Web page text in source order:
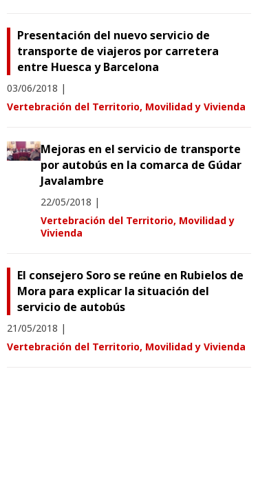
Presentación del nuevo servicio de
transporte de viajeros por carretera
entre Huesca y Barcelona
03/06/2018 |
Vertebración del Territorio, Movilidad y Vivienda
Mejoras en el servicio de transporte
por autobús en la comarca de Gúdar
Javalambre
22/05/2018 |
Vertebración del Territorio, Movilidad y
Vivienda
El consejero Soro se reúne en Rubielos de
Mora para explicar la situación del
servicio de autobús
21/05/2018 |
Vertebración del Territorio, Movilidad y Vivienda